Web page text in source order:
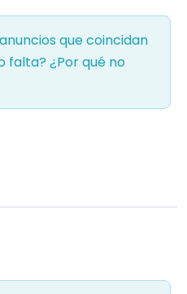
que coincidan
falta? ¿Por qué no